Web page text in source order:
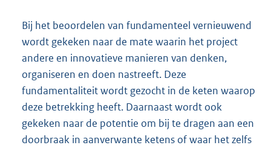
Bij het beoordelen van fundamenteel vernieuwend
wordt gekeken naar de mate waarin het project
andere en innovatieve manieren van denken,
organiseren en doen nastreeft. Deze
fundamentaliteit wordt gezocht in de keten waarop
deze betrekking heeft. Daarnaast wordt ook
gekeken naar de potentie om bij te dragen aan een
doorbraak in aanverwante ketens of waar het zelfs